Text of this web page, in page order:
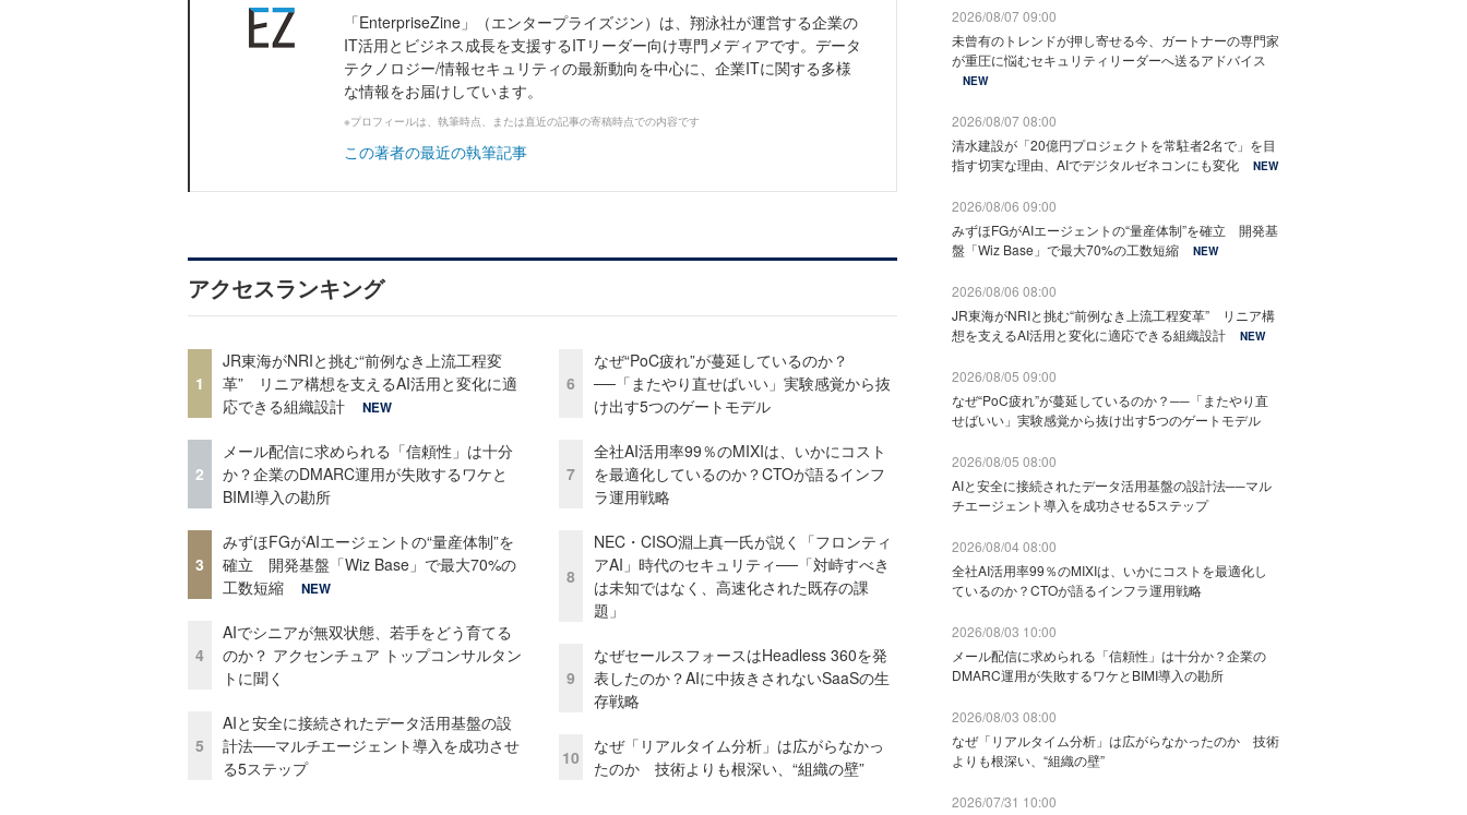
「EnterpriseZine」（エンタープライズジン）は、翔泳社が運営する企業の
IT活用とビジネス成長を支援するITリーダー向け専門メディアです。データ
テクノロジー/情報セキュリティの最新動向を中心に、企業ITに関する多様
な情報をお届けしています。
※プロフィールは、執筆時点、または直近の記事の寄稿時点での内容です
この著者の最近の執筆記事
アクセスランキング
1
JR東海がNRIと挑む“前例なき上流工程変
革” リニア構想を支えるAI活用と変化に適
応できる組織設計
NEW
2
メール配信に求められる「信頼性」は十分
か？企業のDMARC運用が失敗するワケと
BIMI導入の勘所
3
みずほFGがAIエージェントの“量産体制”を
確立 開発基盤「Wiz Base」で最大70%の
工数短縮
NEW
4
AIでシニアが無双状態、若手をどう育てる
のか？ アクセンチュア トップコンサルタン
トに聞く
5
AIと安全に接続されたデータ活用基盤の設
計法──マルチエージェント導入を成功させ
る5ステップ
6
なぜ“PoC疲れ”が蔓延しているのか？
──「またやり直せばいい」実験感覚から抜
け出す5つのゲートモデル
7
全社AI活用率99％のMIXIは、いかにコスト
を最適化しているのか？CTOが語るインフ
ラ運用戦略
8
NEC・CISO淵上真一氏が説く「フロンティ
アAI」時代のセキュリティ──「対峙すべき
は未知ではなく、高速化された既存の課
題」
9
なぜセールスフォースはHeadless 360を発
表したのか？AIに中抜きされないSaaSの生
存戦略
10
なぜ「リアルタイム分析」は広がらなかっ
たのか 技術よりも根深い、“組織の壁”
2026/08/07 09:00
未曾有のトレンドが押し寄せる今、ガートナーの専門家
が重圧に悩むセキュリティリーダーへ送るアドバイス
NEW
2026/08/07 08:00
清水建設が「20億円プロジェクトを常駐者2名で」を目
指す切実な理由、AIでデジタルゼネコンにも変化
NEW
2026/08/06 09:00
みずほFGがAIエージェントの“量産体制”を確立 開発基
盤「Wiz Base」で最大70%の工数短縮
NEW
2026/08/06 08:00
JR東海がNRIと挑む“前例なき上流工程変革” リニア構
想を支えるAI活用と変化に適応できる組織設計
NEW
2026/08/05 09:00
なぜ“PoC疲れ”が蔓延しているのか？──「またやり直
せばいい」実験感覚から抜け出す5つのゲートモデル
2026/08/05 08:00
AIと安全に接続されたデータ活用基盤の設計法──マル
チエージェント導入を成功させる5ステップ
2026/08/04 08:00
全社AI活用率99％のMIXIは、いかにコストを最適化し
ているのか？CTOが語るインフラ運用戦略
2026/08/03 10:00
メール配信に求められる「信頼性」は十分か？企業の
DMARC運用が失敗するワケとBIMI導入の勘所
2026/08/03 08:00
なぜ「リアルタイム分析」は広がらなかったのか 技術
よりも根深い、“組織の壁”
2026/07/31 10:00